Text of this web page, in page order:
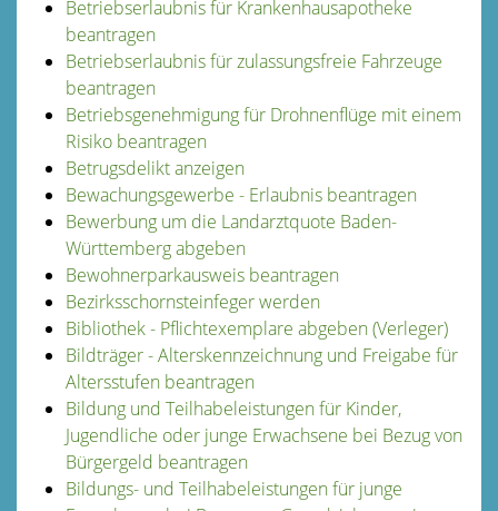
Betriebserlaubnis für Krankenhausapotheke
beantragen
Betriebserlaubnis für zulassungsfreie Fahrzeuge
beantragen
Betriebsgenehmigung für Drohnenflüge mit einem
Risiko beantragen
Betrugsdelikt anzeigen
Bewachungsgewerbe - Erlaubnis beantragen
Bewerbung um die Landarztquote Baden-
Württemberg abgeben
Bewohnerparkausweis beantragen
Bezirksschornsteinfeger werden
Bibliothek - Pflichtexemplare abgeben (Verleger)
Bildträger - Alterskennzeichnung und Freigabe für
Altersstufen beantragen
Bildung und Teilhabeleistungen für Kinder,
Jugendliche oder junge Erwachsene bei Bezug von
Bürgergeld beantragen
Bildungs- und Teilhabeleistungen für junge